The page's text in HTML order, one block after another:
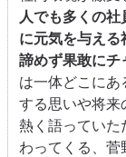
人でも多くの
に元気を与える
諦めず果敢にチ
は一体どこにあ
する思いや将来
熱く語っていた
わってくる、菅